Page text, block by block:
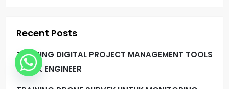
Recent Posts
TRAINING DIGITAL PROJECT MANAGEMENT TOOLS
UNTUK ENGINEER